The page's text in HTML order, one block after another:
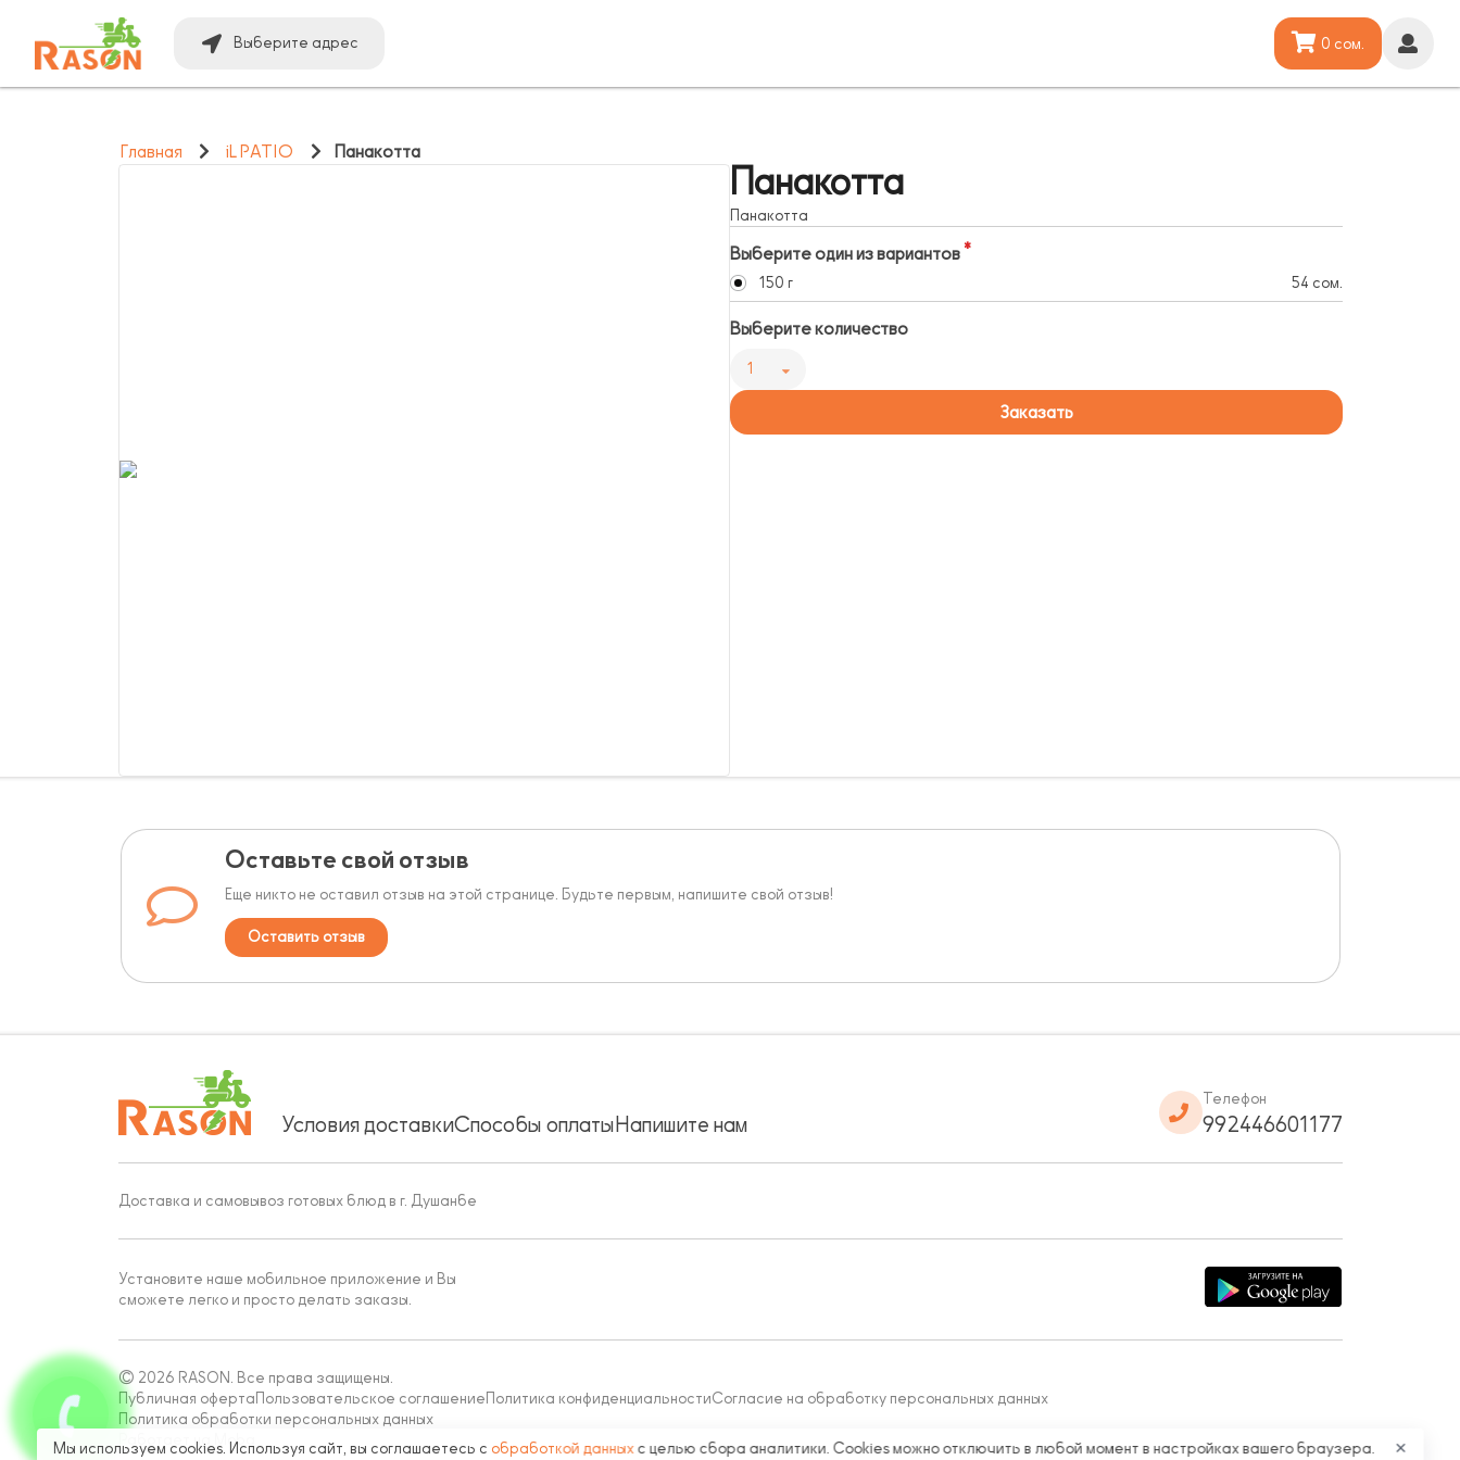
Выберите адрес 0 сом.
Главная iL PATIO Панакотта
Панакотта
Панакотта
Выберите один из вариантов
150 г 54 сом.
Выберите количество
1
Заказать
Оставьте свой отзыв
Еще никто не оставил отзыв на этой странице. Будьте первым, напишите свой отзыв!
Оставить отзыв
Условия доставкиСпособы оплатыНапишите нам
Телефон
992446601177
Доставка и самовывоз готовых блюд в г. Душанбе
Установите наше мобильное приложение и Вы
сможете легко и просто делать заказы.
© 2026 RASON. Все права защищены.
Публичная оферта Пользовательское соглашение Политика конфиденциальностиСогласие на обработку персональных данных
Политика обработки персональных данных
Работает на Moba
Мы используем cookies. Используя сайт, вы соглашаетесь с обработкой данных с целью сбора аналитики. Cookies можно отключить в любой момент в настройках вашего браузера. ✕